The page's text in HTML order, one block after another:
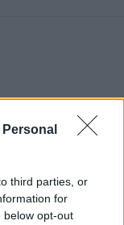
third parties, or
for
below opt-out
use.
πανθενόλη.
έξτρα